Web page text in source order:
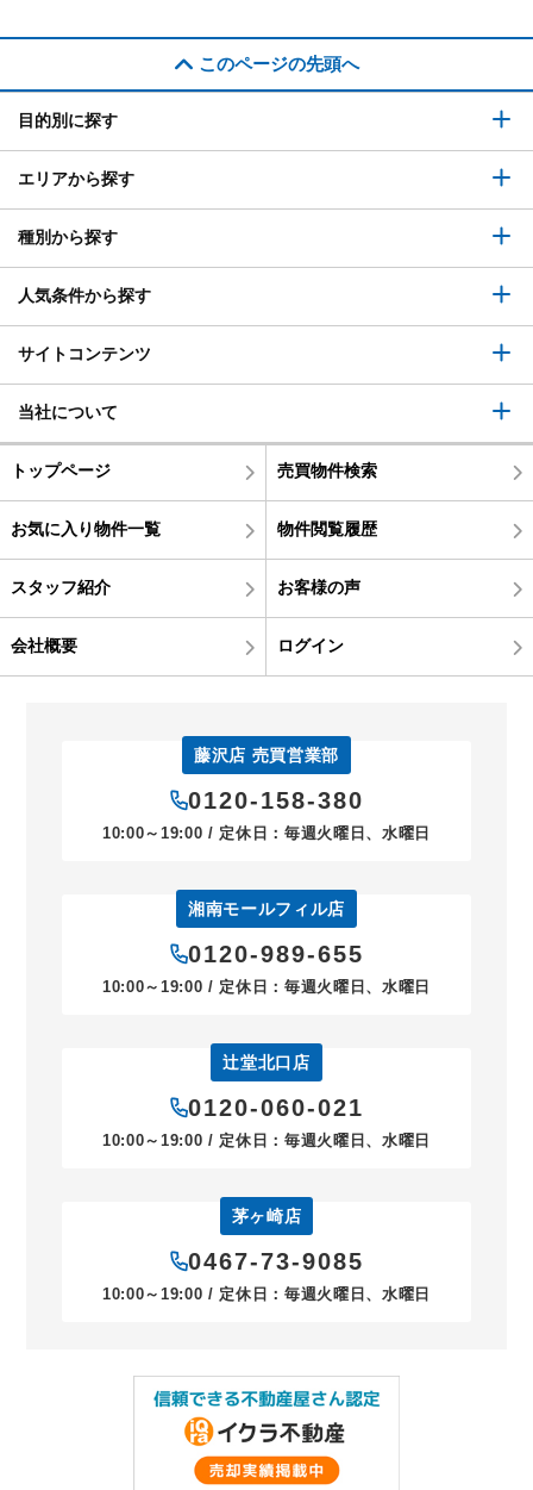
このページの先頭へ
目的別に探す
エリアから探す
種別から探す
人気条件から探す
サイトコンテンツ
当社について
トップページ 売買物件検索
お気に入り物件一覧 物件閲覧履歴
スタッフ紹介 お客様の声
会社概要 ログイン
藤沢店 売買営業部
0120-158-380
10:00～19:00 / 定休日：毎週火曜日、水曜日
湘南モールフィル店
0120-989-655
10:00～19:00 / 定休日：毎週火曜日、水曜日
辻堂北口店
0120-060-021
10:00～19:00 / 定休日：毎週火曜日、水曜日
茅ヶ崎店
0467-73-9085
10:00～19:00 / 定休日：毎週火曜日、水曜日